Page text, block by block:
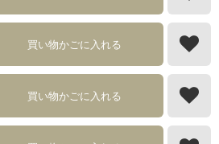
買い物かごに入れる
買い物かごに入れる